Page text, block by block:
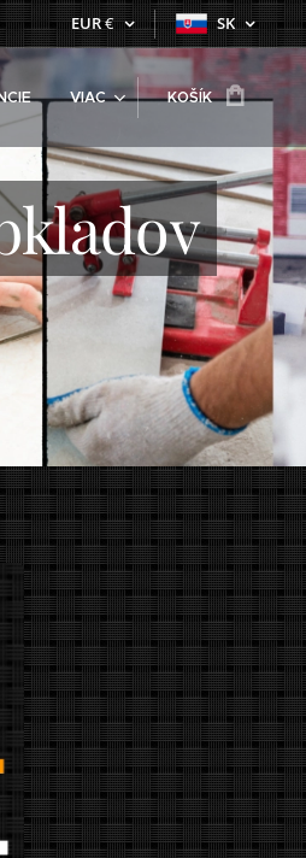
EUR€ SK
VIAC KOŠÍK